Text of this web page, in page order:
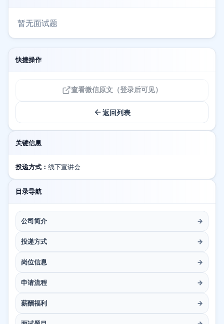
暂无面试题
快捷操作
查看微信原文（登录后可见）
返回列表
关键信息
投递方式： 线下宣讲会
目录导航
公司简介 →
投递方式 →
岗位信息 →
申请流程 →
薪酬福利 →